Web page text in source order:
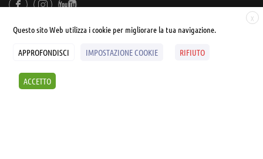
Sintesi e liberatorie
X
Questo sito Web utilizza i cookie per migliorare la tua navigazione.
APPROFONDISCI IMPOSTAZIONE COOKIE RIFIUTO
ACCETTO